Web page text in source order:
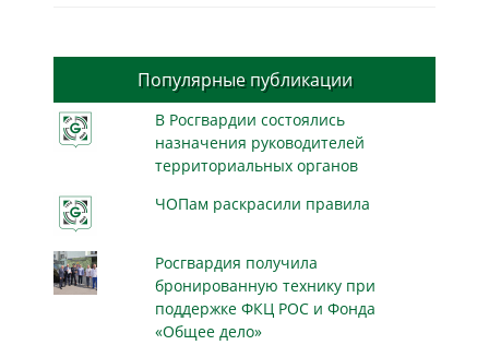
Популярные публикации
В Росгвардии состоялись
назначения руководителей
территориальных органов
ЧОПам раскрасили правила
Росгвардия получила
бронированную технику при
поддержке ФКЦ РОС и Фонда
«Общее дело»